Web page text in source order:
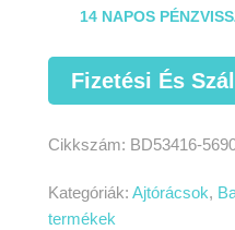
14 NAPOS
Fizetési És
Cikkszám: BD53416-
Kategóriák: Ajtórácsok,
termékek